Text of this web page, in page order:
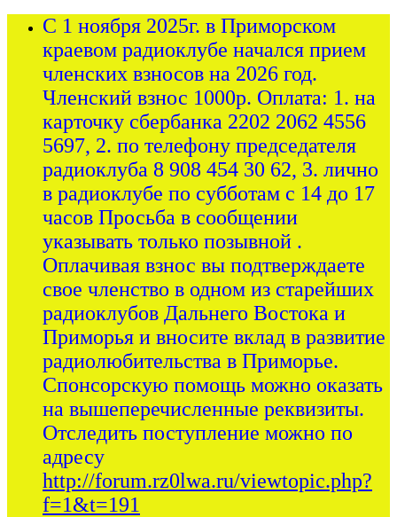
С 1 ноября 2025г. в Приморском
краевом радиоклубе начался прием
членских взносов на 2026 год.
Членский взнос 1000р. Оплата: 1. на
карточку сбербанка 2202 2062 4556
5697, 2. по телефону председателя
радиоклуба 8 908 454 30 62, 3. лично
в радиоклубе по субботам с 14 до 17
часов Просьба в сообщении
указывать только позывной .
Оплачивая взнос вы подтверждаете
свое членство в одном из старейших
радиоклубов Дальнего Востока и
Приморья и вносите вклад в развитие
радиолюбительства в Приморье.
Спонсорскую помощь можно оказать
на вышеперечисленные реквизиты.
Отследить поступление можно по
адресу
http://forum.rz0lwa.ru/viewtopic.php?
f=1&t=191